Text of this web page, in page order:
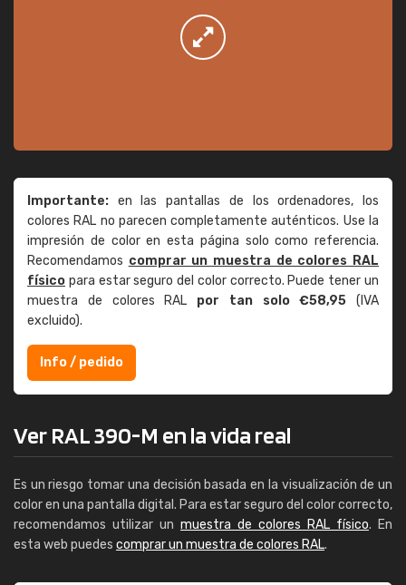
Importante: en las pantallas de los ordenadores, los
colores RAL no parecen completamente auténticos. Use la
impresión de color en esta página solo como referencia.
Recomendamos comprar un muestra de colores RAL
físico para estar seguro del color correcto. Puede tener un
muestra de colores RAL por tan solo €58,95 (IVA
excluido).
Info / pedido
Ver RAL 390-M en la vida real
Es un riesgo tomar una decisión basada en la visualización de un
color en una pantalla digital. Para estar seguro del color correcto,
recomendamos utilizar un muestra de colores RAL físico. En
esta web puedes comprar un muestra de colores RAL.